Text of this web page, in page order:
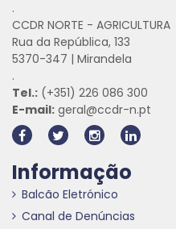
.
CCDR NORTE - AGRICULTURA
Rua da República, 133
5370-347 | Mirandela
.
Tel.: (+351) 226 086 300
E-mail: geral@ccdr-n.pt
Informação
Balcão Eletrónico
Canal de Denúncias